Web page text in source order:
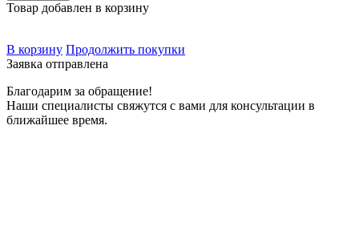
Товар добавлен в корзину
В корзину Продолжить покупки
Заявка отправлена
Благодарим за обращение!
Наши специалисты свяжутся с вами для консультации в
ближайшее время.